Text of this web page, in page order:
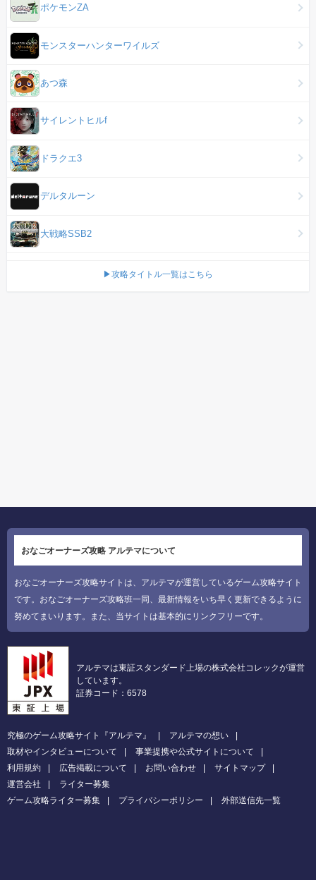
ポケモンZA
モンスターハンターワイルズ
あつ森
サイレントヒルf
ドラクエ3
デルタルーン
大戦略SSB2
▶攻略タイトル一覧はこちら
おなごオーナーズ攻略 アルテマについて
おなごオーナーズ攻略サイトは、アルテマが運営しているゲーム攻略サイト
です。おなごオーナーズ攻略班一同、最新情報をいち早く更新できるように
努めてまいります。また、当サイトは基本的にリンクフリーです。
アルテマは東証スタンダード上場の株式会社コレックが運営
しています。
証券コード：6578
究極のゲーム攻略サイト『アルテマ』
アルテマの想い
取材やインタビューについて
事業提携や公式サイトについて
利用規約
広告掲載について お問い合わせ
サイトマップ
運営会社
ライター募集
ゲーム攻略ライター募集
プライバシーポリシー 外部送信先一覧